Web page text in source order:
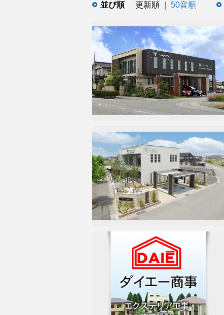
並び順 更新順 50音順